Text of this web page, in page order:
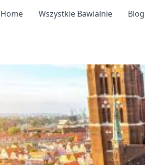
Home Wszystkie Bawialnie Blog